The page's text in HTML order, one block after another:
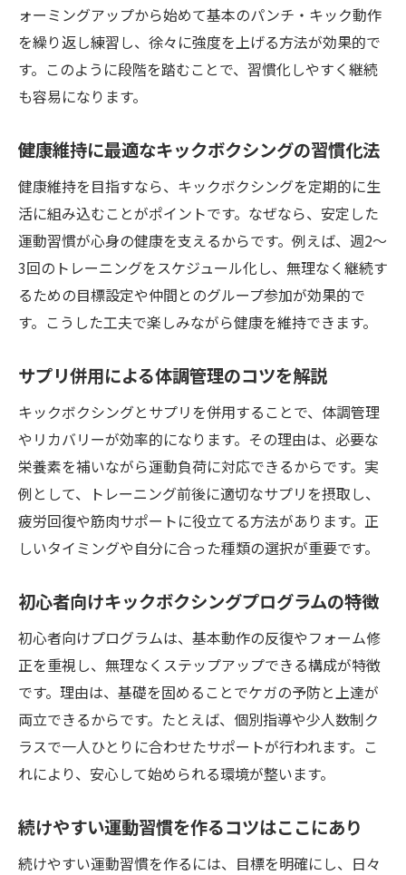
ォーミングアップから始めて基本のパンチ・キック動作
を繰り返し練習し、徐々に強度を上げる方法が効果的で
す。このように段階を踏むことで、習慣化しやすく継続
も容易になります。
健康維持に最適なキックボクシングの習慣化法
健康維持を目指すなら、キックボクシングを定期的に生
活に組み込むことがポイントです。なぜなら、安定した
運動習慣が心身の健康を支えるからです。例えば、週2～
3回のトレーニングをスケジュール化し、無理なく継続す
るための目標設定や仲間とのグループ参加が効果的で
す。こうした工夫で楽しみながら健康を維持できます。
サプリ併用による体調管理のコツを解説
キックボクシングとサプリを併用することで、体調管理
やリカバリーが効率的になります。その理由は、必要な
栄養素を補いながら運動負荷に対応できるからです。実
例として、トレーニング前後に適切なサプリを摂取し、
疲労回復や筋肉サポートに役立てる方法があります。正
しいタイミングや自分に合った種類の選択が重要です。
初心者向けキックボクシングプログラムの特徴
初心者向けプログラムは、基本動作の反復やフォーム修
正を重視し、無理なくステップアップできる構成が特徴
です。理由は、基礎を固めることでケガの予防と上達が
両立できるからです。たとえば、個別指導や少人数制ク
ラスで一人ひとりに合わせたサポートが行われます。こ
れにより、安心して始められる環境が整います。
続けやすい運動習慣を作るコツはここにあり
続けやすい運動習慣を作るには、目標を明確にし、日々